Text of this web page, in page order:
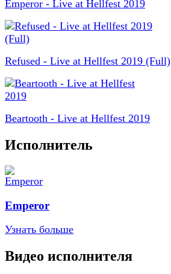
Emperor - Live at Hellfest 2019
Refused - Live at Hellfest 2019 (Full)
Beartooth - Live at Hellfest 2019
Исполнитель
Emperor
Узнать больше
Видео исполнителя